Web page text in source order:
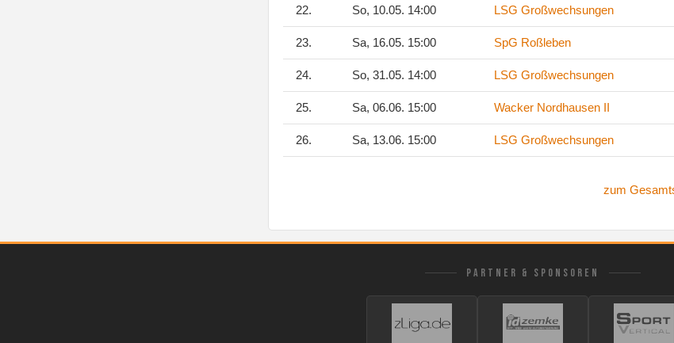
22. So, 10.05. 14:00 LSG Großwechsungen
23. Sa, 16.05. 15:00 SpG Roßleben
24. So, 31.05. 14:00 LSG Großwechsungen
25. Sa, 06.06. 15:00 Wacker Nordhausen II
26. Sa, 13.06. 15:00 LSG Großwechsungen
zum
PARTNER & SPONSOREN